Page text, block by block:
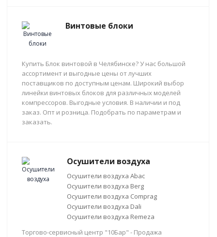
Винтовые блоки
Купить Блок винтовой в Челябинске? У нас большой
ассортимент и выгодные цены от лучших
поставщиков по доступным ценам. Широкий выбор
линейки винтовых блоков для различных моделей
компрессоров. Выгодные условия. В наличии и под
заказ. Опт и розница. Подобрать по параметрам и
заказать.
Осушители воздуха
Осушители воздуха Abac
Осушители воздуха Berg
Осушители воздуха Comprag
Осушители воздуха Dali
Осушители воздуха Remeza
Торгово-сервисный центр "10Бар" - Продажа